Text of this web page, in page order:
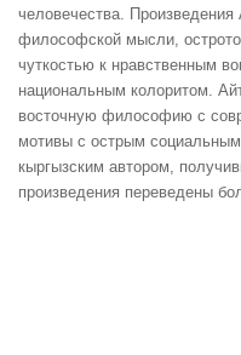
человечества.
философской мысли,
чуткостью к нравственным
национальным колоритом.
восточную философию с
мотивы с острым
кыргызским автором,
произведения переведены